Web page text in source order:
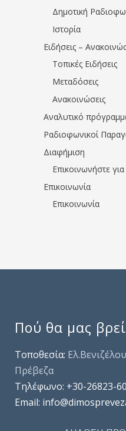
Δημοτική
Ιστορία
Ειδήσεις –
Τοπικές Ειδήσεις
Μεταδόσεις
Ανακοινώσεις
Αναλυτικό
Ραδιοφωνικοί
Διαφήμιση
Επικοινωνήστε
Επικοινωνία
Επικοινωνία
Πού θα μας
Τοποθεσία:
Πρέβεζα
Τηλέφωνo: +30-26823-
Email: